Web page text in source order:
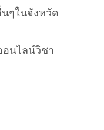
ๆในจังหวัด
นไลน์วิชา